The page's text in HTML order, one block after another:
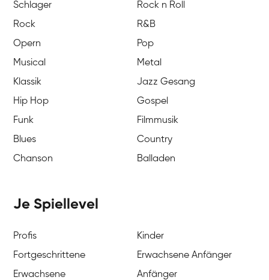
Schlager
Rock n Roll
Rock
R&B
Opern
Pop
Musical
Metal
Klassik
Jazz Gesang
Hip Hop
Gospel
Funk
Filmmusik
Blues
Country
Chanson
Balladen
Je Spiellevel
Profis
Kinder
Fortgeschrittene
Erwachsene Anfänger
Erwachsene
Anfänger